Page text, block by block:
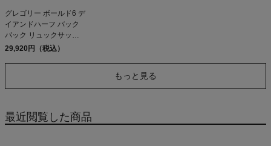
グレゴリー ボールド6 デ
イアンドハーフ バック
パック リュックサック
大容量 高機能 登山 登校
29,920円（税込）
もっと見る
最近閲覧した商品